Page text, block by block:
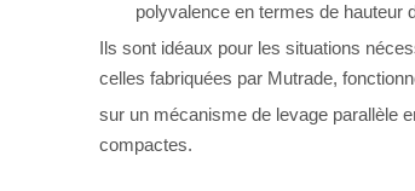
polyvalence en termes de hauteur
Ils sont idéaux pour les situations
celles fabriquées par Mutrade,
sur un mécanisme de levage parallèle
compactes.